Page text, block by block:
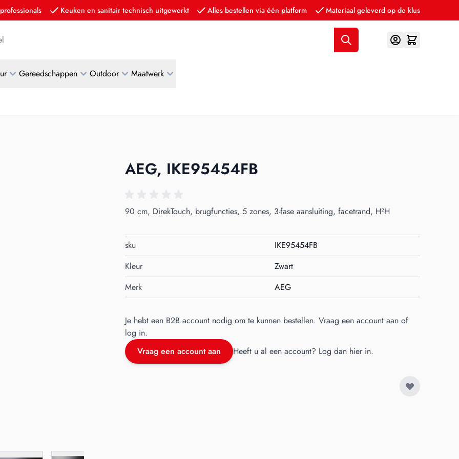
Keuken en sanitair technisch uitgewerkt Alles bestellen via één platform Materiaal geleverd op de klus
Gereedschappen Outdoor Maatwerk
AEG, IKE95454FB
90 cm, DirekTouch, brugfuncties, 5 zones, 3-fase aansluiting, facetrand, H²H
sku
IKE95454FB
Kleur
Zwart
Merk
AEG
Je hebt een B2B account nodig om te kunnen bestellen. Vraag een account aan of
log in.
Vraag een account aan
Heeft u al een account? Log dan hier in.